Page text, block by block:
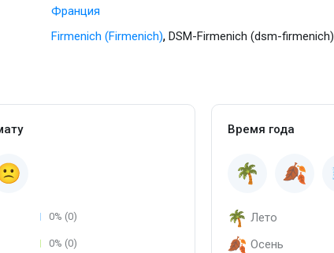
Франция
Firmenich (Firmenich), DSM-Firmenich (dsm-firmenich)
0% (0)
0% (0)
Время года
Лето
Осень